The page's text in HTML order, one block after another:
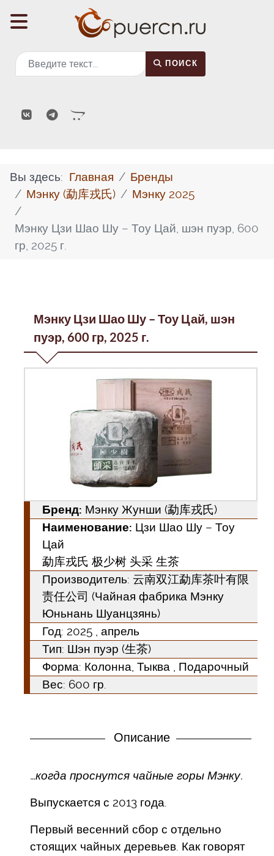
Поиск ПОИСК
Вы здесь: Главная
Бренды
Мэнку (勐库戎氏)
Мэнку 2025
Мэнку Цзи Шао Шу – Тоу Цай, шэн пуэр, 600
гр, 2025 г.
Мэнку Цзи Шао Шу – Тоу Цай, шэн
пуэр, 600 гр, 2025 г.
Бренд: Мэнку Жунши (勐库戎氏)
Наименование: Цзи Шао Шу – Тоу
Цай
勐库戎氏 极少树 头采 生茶
Производитель: 云南双江勐库茶叶有限
责任公司 (Чайная фабрика Мэнку
Юньнань Шуанцзянь)
Год: 2025 , апрель
Тип: Шэн пуэр (生茶)
Форма: Колонна, Тыква , Подарочный
Вес: 600 гр.
Описание
…когда проснутся чайные горы Мэнку.
Выпускается с 2013 года.
Первый весенний сбор с отдельно
стоящих чайных деревьев. Как говорят